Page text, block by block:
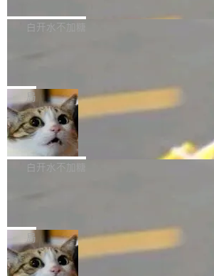
w 不要求标准普通话，方言识别覆盖粤语、吴
容提供的字体时出现的几个问题 为避免音频加
质的最低采样率）的音频格式将被拒绝 修复了
SS 圆角虚线样式中可能存在的问题 如果表单
的图像元素不在同一个子树中，则它们将不再
联 加...
发布的 Release Notes，他利用 AI 工具（如
最强的若干项。对于尚未正式发版的 PG 19，
通过拉取过去一年内（从 PG 18 Beta1 时间点
至今）的所有 commit，同样交由 AI 分析提炼
经过人工复核，准确度令人满意。这一方法
社区爱好者提供了高效跟踪新版本的思路。
白开水不加糖
维护工作一直与我的日常工作、家务、社交生
和休闲娱乐竞争时间。" 这是 libexpat 维护者
ebastian Pipping 写在博客里的话。8 月 4 日
他宣布了一个新消息：从 2026 年 8 月 1 日
他可以全职维护 libexpat 了，最长 6 个月。
库之一。你的操作系统、浏览器、无数的基础
施软件，很可能都在用它。而过去十年，维护
的人一直在用业余...
局
Firefox 153.0.3 发布
Firefox 153.0.3 现已发布，具体更新内容如
下： New Smart Window 包含多项增强功能
gi?id=2019042">Bug&nbsp;2019042</a>）
i> <li>现在，助手可以直接使用 Exa 的网络搜索
结果回答问题，而无需将问题转交给搜索引擎
白开水不加糖
的 npm 包。项目的核心论点是：容器不适合
ent 计算。真正适合的，是 Isolate。
工程师在这件事上没什么可谦虚的——他们用
局
OpenAI 公开邮件和聊天记录回应苹果